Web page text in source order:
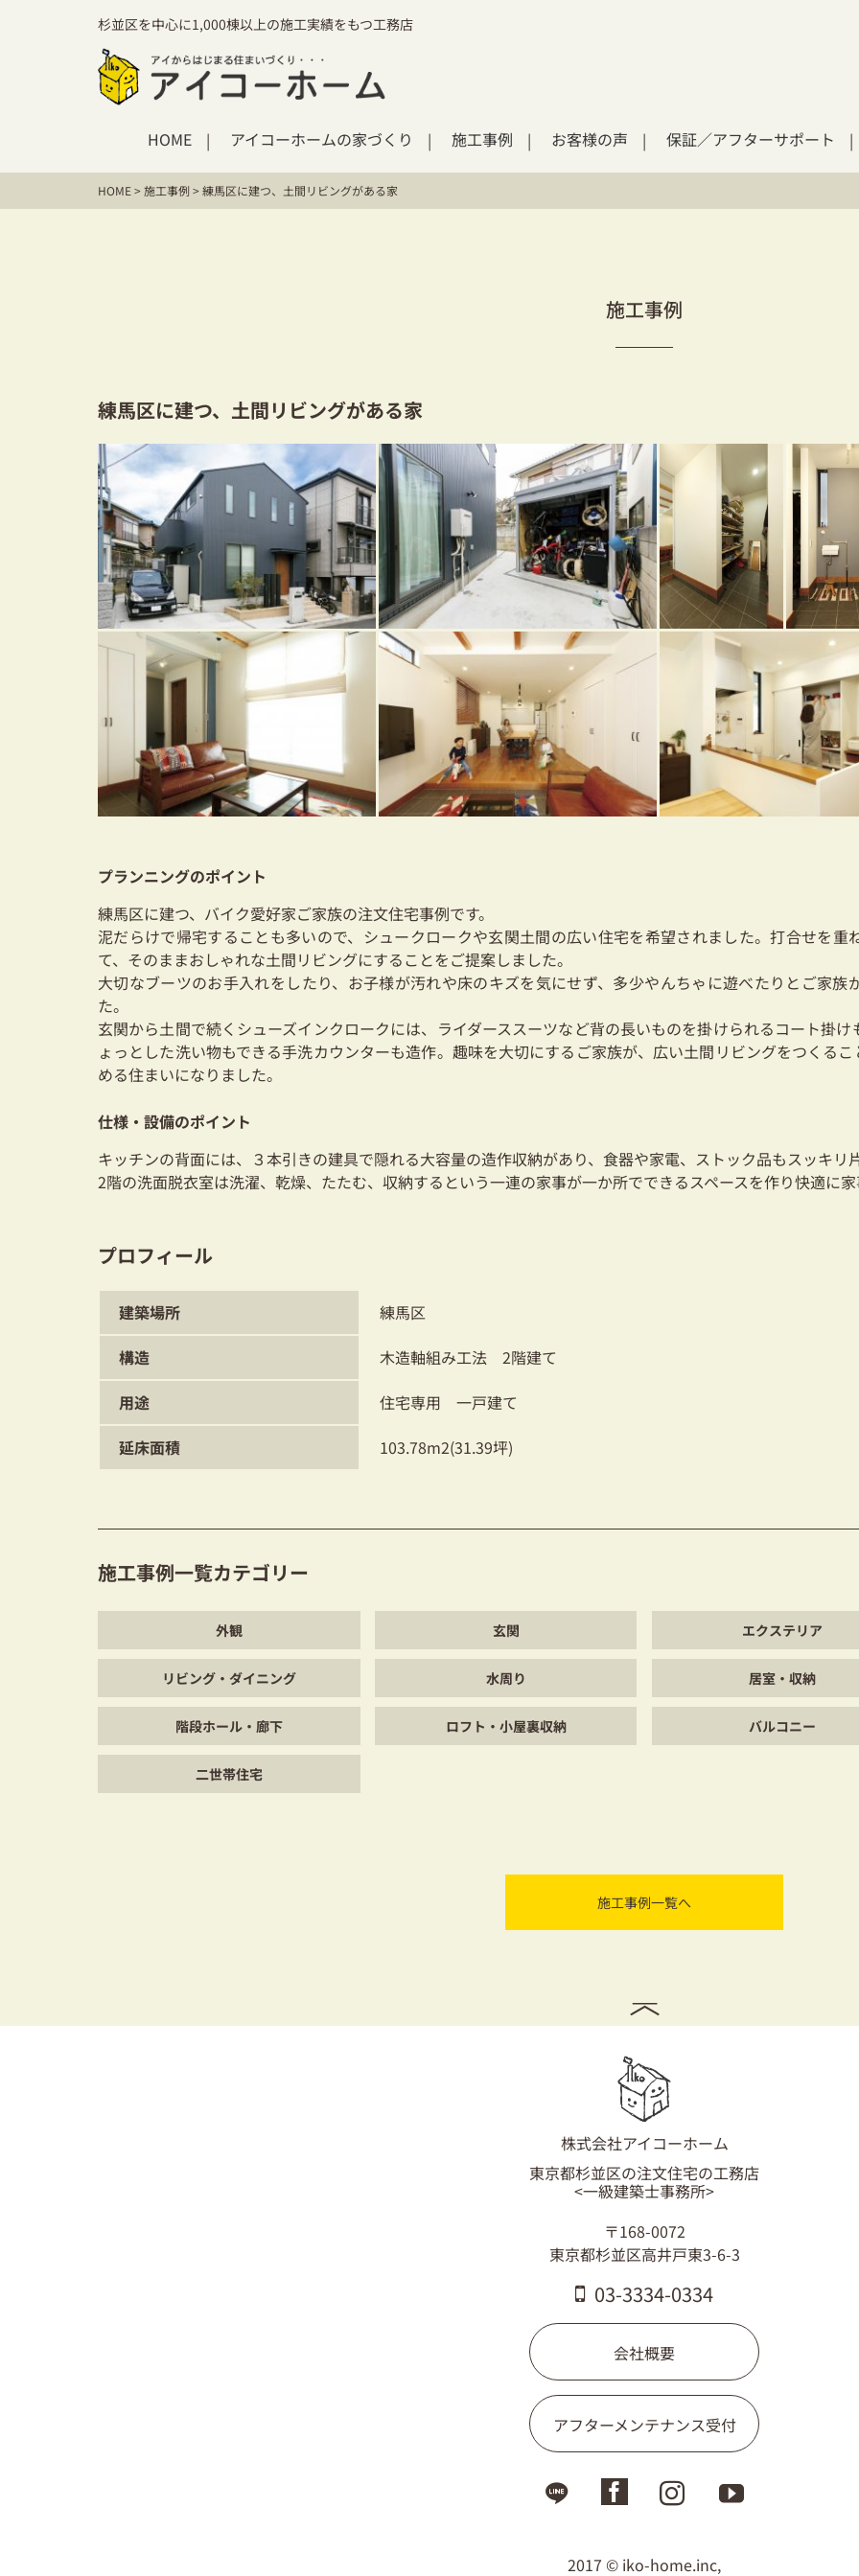
杉並区を中心に1,000棟以上の施工実績をもつ工務店
HOME アイコーホームの家づくり 施工事例 お客様の声 保証／アフターサポート
HOME>施工事例>練馬区に建つ、土間リビングがある家
施工事例
練馬区に建つ、土間リビングがある家
プランニングのポイント
練馬区に建つ、バイク愛好家ご家族の注文住宅事例です。
泥だらけで帰宅することも多いので、シュークロークや玄関土間の広い住宅を希望されました。打合せを
て、そのままおしゃれな土間リビングにすることをご提案しました。
大切なブーツのお手入れをしたり、お子様が汚れや床のキズを気にせず、多少やんちゃに遊べたりとご家
た。
玄関から土間で続くシューズインクロークには、ライダーススーツなど背の長いものを掛けられるコート掛
ょっとした洗い物もできる手洗カウンターも造作。趣味を大切にするご家族が、広い土間リビングをつくる
める住まいになりました。
仕様・設備のポイント
キッチンの背面には、３本引きの建具で隠れる大容量の造作収納があり、食器や家電、ストック品もスッキリ
2階の洗面脱衣室は洗濯、乾燥、たたむ、収納するという一連の家事が一か所でできるスペースを作り快適に家
プロフィール
建築場所
練馬区
構造
木造軸組み工法 2階建て
用途
住宅専用 一戸建て
延床面積
103.78m2(31.39坪)
施工事例一覧カテゴリー
外観 玄関 エクステリア
リビング・ダイニング 水周り 居室・収納
階段ホール・廊下 ロフト・小屋裏収納 バルコニー
二世帯住宅
施工事例一覧へ
株式会社アイコーホーム
東京都杉並区の注文住宅の工務店
<一級建築士事務所>
〒168-0072
東京都杉並区高井戸東3-6-3
03-3334-0334
会社概要
アフターメンテナンス受付
2017 © iko-home.inc,